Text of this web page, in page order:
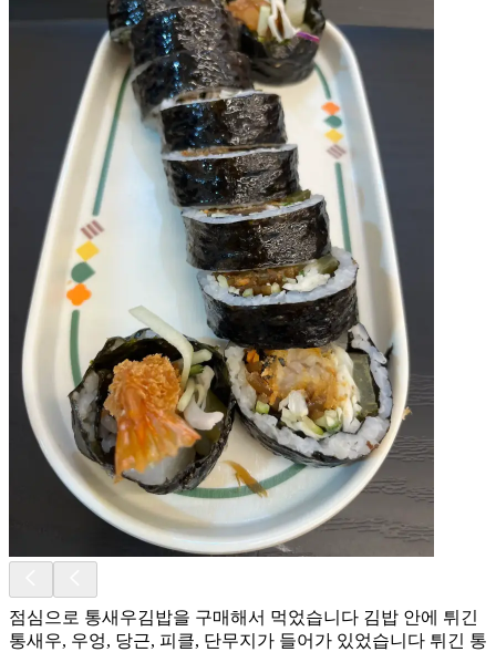
점심으로 통새우김밥을 구매해서 먹었습니다 김밥 안에 튀긴
통새우, 우엉, 당근, 피클, 단무지가 들어가 있었습니다 튀긴 통